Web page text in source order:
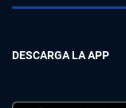
DESCARGA LA APP